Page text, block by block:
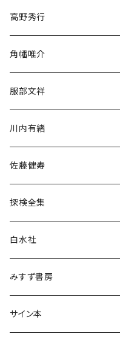
随筆・ノンフィクション・その他
民族・風習
言語・ことば
高野秀行
角幡唯介
服部文祥
川内有緒
佐藤健寿
探検全集
白水社
みすず書房
サイン本